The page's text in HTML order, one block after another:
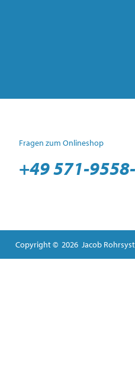
Fragen zum Onlineshop
+49 571-
Copyright © 2026 Jacob